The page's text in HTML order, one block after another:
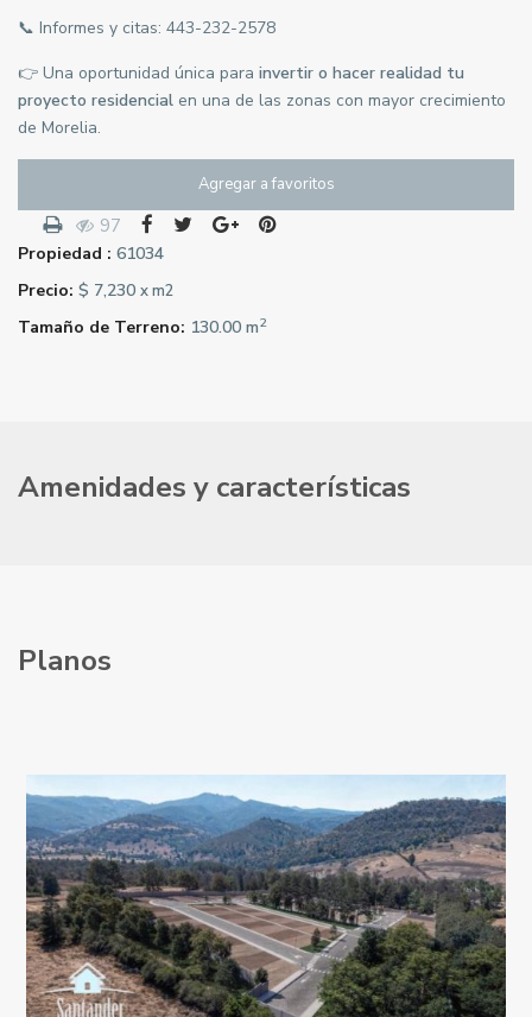
📞 Informes y citas: 443-232-2578
👉 Una oportunidad única para invertir o hacer realidad tu
proyecto residencial en una de las zonas con mayor crecimiento
de Morelia.
Agregar a favoritos
97
Propiedad : 61034
Precio: $ 7,230 x m2
Tamaño de Terreno: 130.00 m2
Amenidades y características
Planos